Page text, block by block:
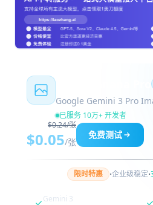
Google Gemini 3 Pro
已服务 10万+ 开发者
$0.24/张
$0.05/张
免费测试
限时特惠 ·企业级稳定·
Gemini 3